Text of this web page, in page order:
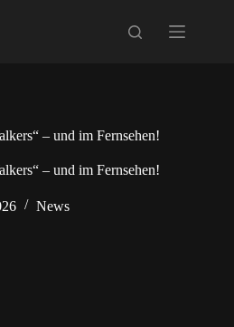
– und im Fernsehen!
– und im Fernsehen!
News